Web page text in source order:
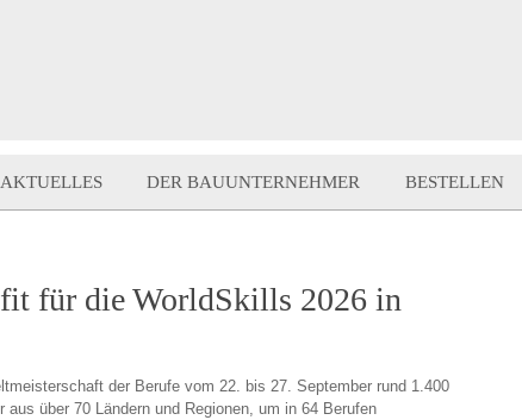
AKTUELLES DER BAUUNTERNEHMER BESTELLEN
für die WorldSkills 2026 in
der Berufe vom 22. bis 27. September rund 1.400
aus über 70 Ländern und Regionen, um in 64 Berufen